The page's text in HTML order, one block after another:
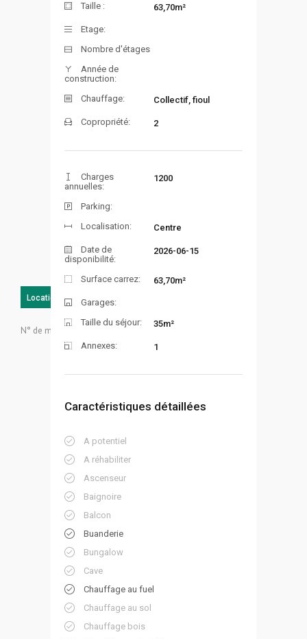
Location Loué
N° de mandat:
Taille : 63,70m²
Etage:
Nombre d'étages
Année de
construction:
Chauffage:
Collectif, fioul
Copropriété: 2
Charges
annuelles:
1200
Parking:
Localisation:
Centre
Date de
disponibilité:
2026-06-15
Surface carrez: 63,70m²
Garages:
Taille du séjour:
35m²
Annexes: 1
Caractéristiques détaillées
A potentiel
A réhabiliter
Ascenseur
Baignoire
Balcon
Buanderie
Bungalow
Cave
Chauffage au fuel
Chauffage au sol
Chauffage bois